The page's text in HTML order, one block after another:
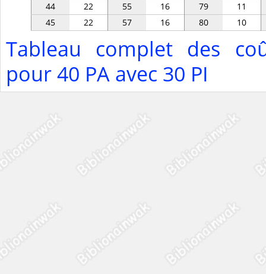
44
22 55 16 79
11
45
22 57 16 80 10
Tableau complet des
pour 40 PA avec 30 PI